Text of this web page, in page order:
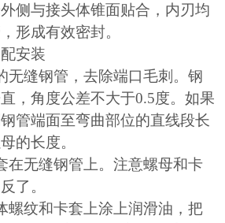
侧与接头体锥面贴合，内刃均
形成有效密封。
安装
无缝钢管，去除端口毛刺。钢
，角度公差不大于0.5度。如果
管端面至弯曲部位的直线段长
的长度。
在无缝钢管上。注意螺母和卡
了。
螺纹和卡套上涂上润滑油，把